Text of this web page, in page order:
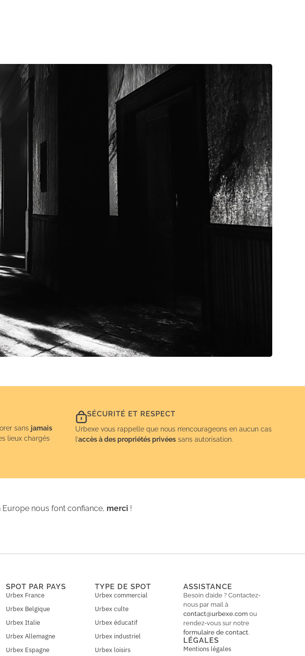
sans jamais
lieux chargés
SÉCURITÉ ET RESPECT
Urbexe vous rappelle que nous n’encourageons en aucun cas
l’accès à des propriétés privéessans autorisation.
Europe nous font confiance, merci !
SPOT PAR PAYS
Urbex France
Urbex Belgique
Urbex Italie
Urbex Allemagne
Urbex Espagne
TYPE DE SPOT
Urbex commercial
Urbex culte
Urbex éducatif
Urbex industriel
Urbex loisirs
ASSISTANCE
Besoin d’aide ? Contactez-
nous par mail à
contact@urbexe.com ou
rendez-vous sur notre
formulaire de contact.
LÉGALES
Mentions légales